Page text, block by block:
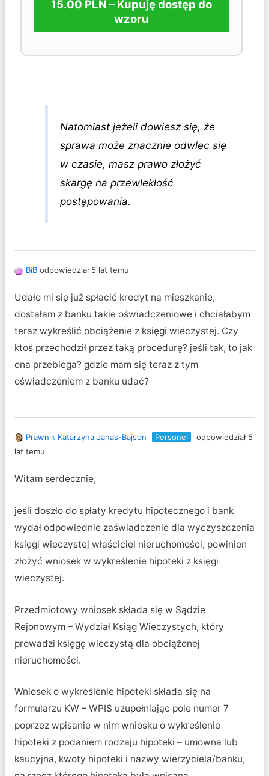
15.00 PLN – Kupuję dostęp do
wzoru
Natomiast jeżeli dowiesz się, że
sprawa może znacznie odwlec się
w czasie, masz prawo złożyć
skargę na przewlekłość
postępowania.
BiBodpowiedział 5 lat temu
Udało mi się już spłacić kredyt na mieszkanie,
dostałam z banku takie oświadczeniowe i chciałabym
teraz wykreślić obciążenie z księgi wieczystej. Czy
ktoś przechodził przez taką procedurę? jeśli tak, to jak
ona przebiega? gdzie mam się teraz z tym
oświadczeniem z banku udać?
Prawnik Katarzyna Janas-Bajson Personel
odpowiedział 5
lat temu
Witam serdecznie,
jeśli doszło do spłaty kredytu hipotecznego i bank
wydał odpowiednie zaświadczenie dla wyczyszczenia
księgi wieczystej właściciel nieruchomości, powinien
złożyć wniosek w wykreślenie hipoteki z księgi
wieczystej.
Przedmiotowy wniosek składa się w Sądzie
Rejonowym – Wydział Ksiąg Wieczystych, który
prowadzi księgę wieczystą dla obciążonej
nieruchomości.
Wniosek o wykreślenie hipoteki składa się na
formularzu KW – WPIS uzupełniając pole numer 7
poprzez wpisanie w nim wniosku o wykreślenie
hipoteki z podaniem rodzaju hipoteki – umowna lub
kaucyjna, kwoty hipoteki i nazwy wierzyciela/banku,